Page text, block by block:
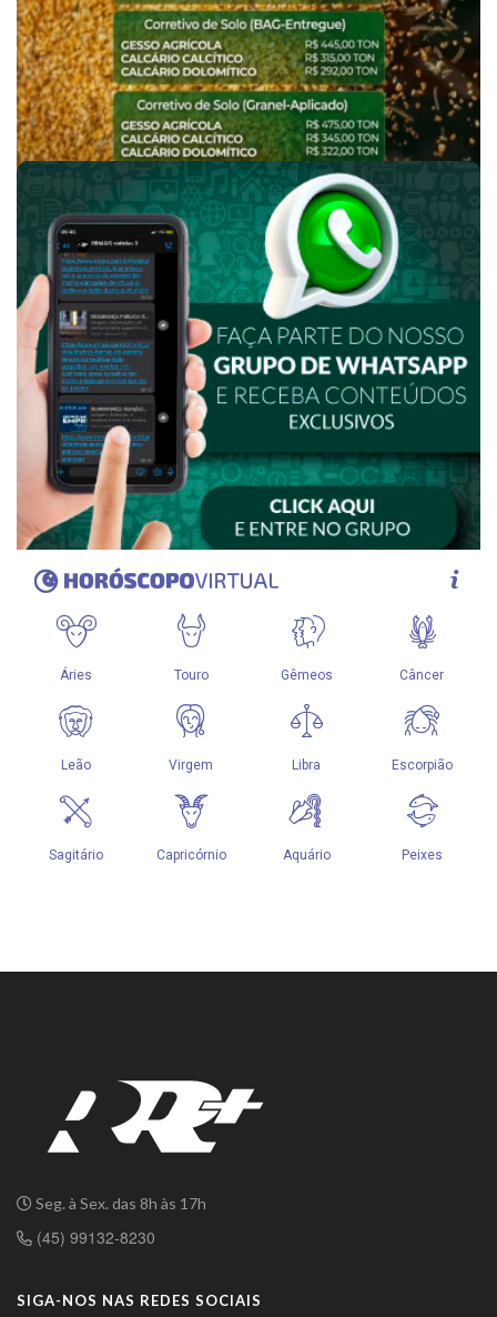
Seg. à Sex. das 8h às 17h
(45) 99132-8230
SIGA-NOS NAS REDES SOCIAIS